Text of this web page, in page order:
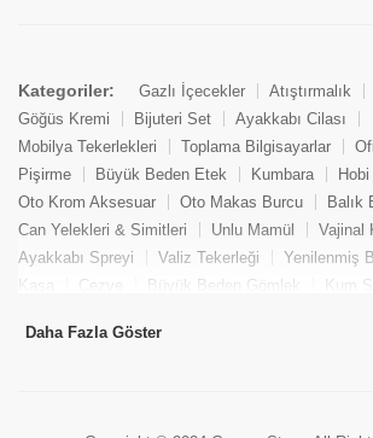
Kategoriler: Gazlı İçecekler Atıştırmalık
Göğüs Kremi
Bijuteri Set
Ayakkabı Cilası
Mobilya Tekerlekleri
Toplama Bilgisayarlar
Pişirme
Büyük Beden Etek Kumbara
Hobi
Oto Krom Aksesuar
Oto Makas Burcu
Balık
Can Yelekleri & Simitleri
Unlu Mamül Vajinal
Ayakkabı Spreyi
Valiz Tekerleği
Yenilenmiş
Kasa
Cezve Büyük Beden Gömlek
Kum
Tekne Bağlama & Demirleme
Daha Fazla Göster